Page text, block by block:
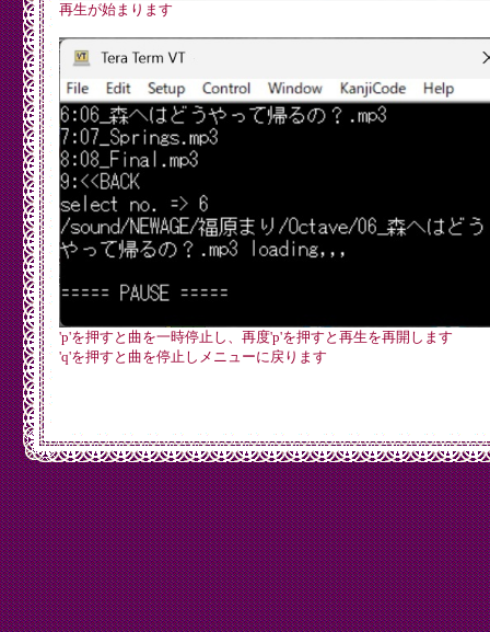
再生が始まります
'p'を押すと曲を一時停止し、再度'p'を押すと再生を再開します
'q'を押すと曲を停止しメニューに戻ります